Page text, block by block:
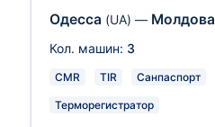
Одесса (UA) — Молдова
Кол. машин: 3
CMR TIR Санпаспорт
Терморегистратор